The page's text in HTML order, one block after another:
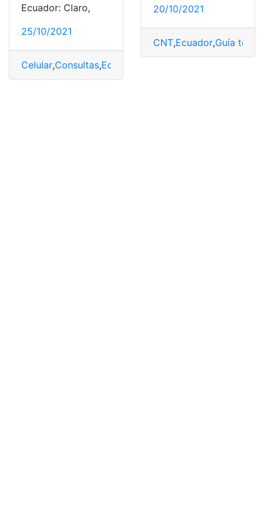
Ecuador: Claro,
25/10/2021
Celular,Consultas,Ecuador
20/10/2021
CNT,Ecuador,Guía